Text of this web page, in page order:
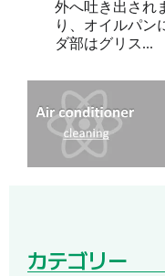
外へ吐き出され
り、オイルパ
ダ部はグリス...
カテゴリー